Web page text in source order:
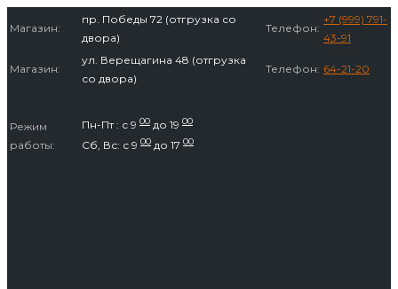
содержимому
Магазин:
пр. Победы 72 (отгрузка со
двора)
Телефон:
+7 (999) 791-
43-91
Магазин:
ул. Верещагина 48 (отгрузка
со двора)
Телефон: 64-21-20
Режим
работы:
Пн-Пт : с 9 00 до 19 00
Сб, Вс: с 9 00 до 17 00